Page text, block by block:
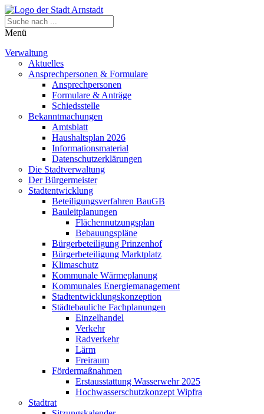
Menü
Verwaltung
Aktuelles
Ansprechpersonen & Formulare
Ansprechpersonen
Formulare & Anträge
Schiedsstelle
Bekanntmachungen
Amtsblatt
Haushaltsplan 2026
Informationsmaterial
Datenschutzerklärungen
Die Stadtverwaltung
Der Bürgermeister
Stadtentwicklung
Beteiligungsverfahren BauGB
Bauleitplanungen
Flächennutzungsplan
Bebauungspläne
Bürgerbeteiligung Prinzenhof
Bürgerbeteiligung Marktplatz
Klimaschutz
Kommunale Wärmeplanung
Kommunales Energiemanagement
Stadtentwicklungskonzeption
Städtebauliche Fachplanungen
Einzelhandel
Verkehr
Radverkehr
Lärm
Freiraum
Fördermaßnahmen
Erstausstattung Wasserwehr 2025
Hochwasserschutzkonzept Wipfra
Stadtrat